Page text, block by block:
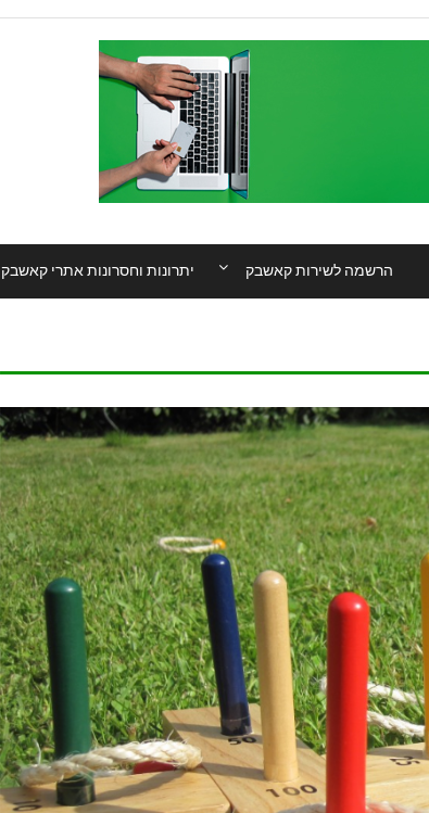
יתרונות וחסרונות אתרי קאשבק הרשמה לשירות קאשבק